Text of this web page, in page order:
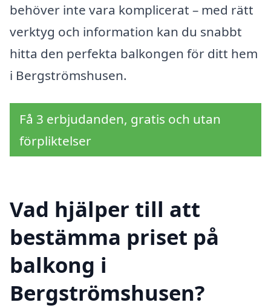
behöver inte vara komplicerat – med rätt
verktyg och information kan du snabbt
hitta den perfekta balkongen för ditt hem
i Bergströmshusen.
Få 3 erbjudanden, gratis och utan
förpliktelser
Vad hjälper till att
bestämma priset på
balkong i
Bergströmshusen?